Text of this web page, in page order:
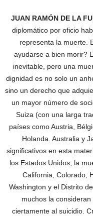
JUAN RAMÓN DE LA
diplomático por oficio
representa la muerte.
ayudarse a bien morir?
inevitable, pero una
dignidad es no solo un
sino un derecho que
un mayor número de
Suiza (con una larga
países como Austria,
Holanda. Australia y
significativos en esta
los Estados Unidos, la
California, Colorado,
Washington y el Distrito
muchos la
ciertamente al suicidio.